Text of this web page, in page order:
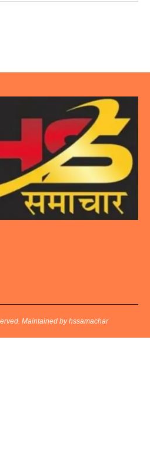
Maintained by hssamachar